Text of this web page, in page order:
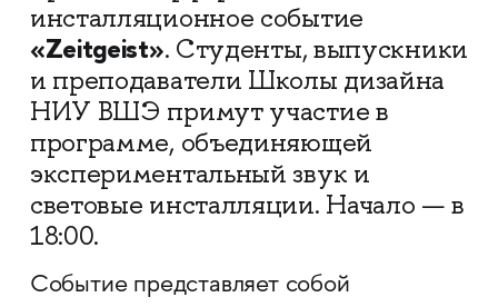
инсталляционное событие
«Zeitgeist». Студенты, выпускники
и преподаватели Школы дизайна
НИУ ВШЭ примут участие в
программе, объединяющей
экспериментальный звук и
световые инсталляции. Начало — в
18:00.
Событие представляет собой